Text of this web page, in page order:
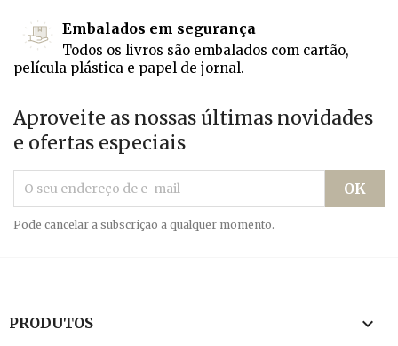
Embalados em segurança
Todos os livros são embalados com cartão,
película plástica e papel de jornal.
Aproveite as nossas últimas novidades
e ofertas especiais
Pode cancelar a subscrição a qualquer momento.
PRODUTOS 